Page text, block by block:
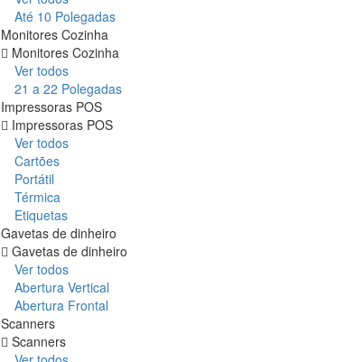
Até 10 Polegadas
Monitores Cozinha
Monitores Cozinha
Ver todos
21 a 22 Polegadas
Impressoras POS
Impressoras POS
Ver todos
Cartões
Portátil
Térmica
Etiquetas
Gavetas de dinheiro
Gavetas de dinheiro
Ver todos
Abertura Vertical
Abertura Frontal
Scanners
Scanners